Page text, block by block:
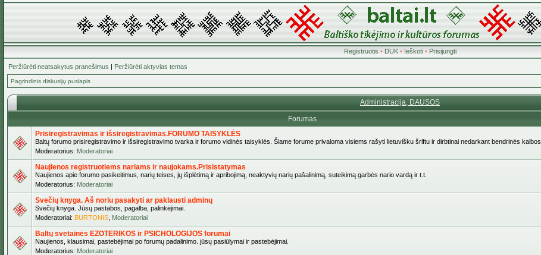
Registruotis • DUK• Ieškoti• Prisijungti
Peržiūrėti neatsakytus pranešimus | Peržiūrėti aktyvias temas
Pagrindinis diskusijų puslapis
Administracija, DAUSOS
Forumas
Prisiregistravimas ir išsiregistravimas.FORUMO TAISYKLĖS
Baltų forumo prisiregistravimo ir išsiregistravimo tvarka ir forumo vidinės taisyklės. Šiame forume privaloma visiems rašyti lietuvišku šriftu ir dirbtinai nedarkant bendrinės kalbos.
Moderatorius: Moderatoriai
Naujienos registruotiems nariams ir naujokams.Prisistatymas
Naujienos apie forumo pasikeitimus, narių teises, jų išplėtimą ir apribojimą, neaktyvių narių pašalinimą, suteikimą garbės nario vardą ir t.t.
Moderatorius: Moderatoriai
Svečių knyga. Aš noriu pasakyti ar paklausti adminų
Svečių knyga. Jūsų pastabos, pagalba, palinkėjimai.
Moderatoriai: BURTONIS Moderatoriai
Baltų svetainės EZOTERIKOS ir PSICHOLOGIJOS forumai
Naujienos, klausimai, pastebėjimai po forumų padalinimo. jūsų pasiūlymai ir pastebėjimai.
Moderatorius: Moderatoriai